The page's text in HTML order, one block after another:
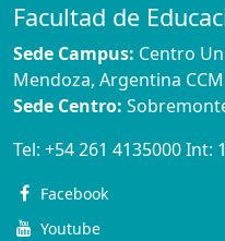
Facultad de
Sede Campus: Centro
Mendoza, Argentina
Sede Centro:
Tel: +54 261 4135000Int:
Facebook
Youtube